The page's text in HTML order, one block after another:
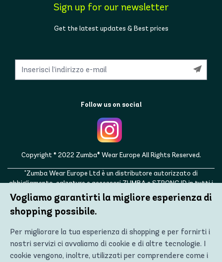
Sign up for our newsletter
Get the latest updates & Best prices
Follow us on social
Copyright © 2022 Zumba® Wear Europe All Rights Reserved.
"Zumba Wear Europe Ltd è un distributore autorizzato di
abbigliamento, calzature e accessori ZUMBA e STRONG ID in tutti i
paesi europei, nonché nel Regno Unito, Norvegia, Svizzera, Islanda,
Ucraina, Moldavia, Turchia, Russia. ZUMBA, STRONG ID e i loghi
ZUMBA e STRONG ID sono marchi registrati di Zumba Fitness, LLC e
Vogliamo garantirti la migliore esperienza di
shopping possibile.
Per migliorare la tua esperienza di shopping e per fornirti i
nostri servizi ci avvaliamo di cookie e di altre tecnologie. I
cookie vengono, inoltre, utilizzati per comprendere come i